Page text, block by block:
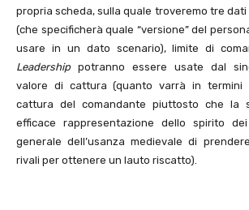
propria scheda, sulla quale troveremo tre
(che specificherà quale “versione” del
usare in un dato scenario), limite di
Leadership potranno essere usate dal
valore di cattura (quanto varrà in
cattura del comandante piuttosto che la
efficace rappresentazione dello spirito
generale dell’usanza medievale di
rivali per ottenere un lauto riscatto).